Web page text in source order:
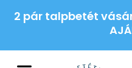
2 pár talpbetét